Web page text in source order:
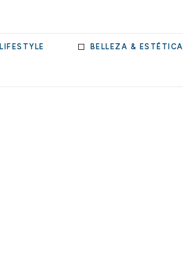
LIFESTYLE BELLEZA & ESTÉTICA